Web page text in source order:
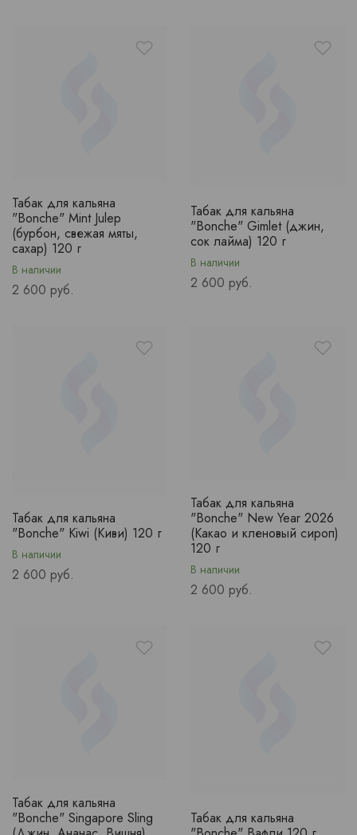
Табак для кальяна
"Bonche" Mint Julep
(бурбон, свежая мяты,
сахар) 120 г
В наличии
Price
2 600 руб.
Табак для кальяна
"Bonche" Gimlet (джин,
сок лайма) 120 г
В наличии
Price
2 600 руб.
Табак для кальяна
"Bonche" Kiwi (Киви) 120 г
В наличии
Price
2 600 руб.
Табак для кальяна
"Bonche" New Year 2026
(Какао и кленовый сироп)
120 г
В наличии
Price
2 600 руб.
Табак для кальяна
"Bonche" Singapore Sling
Табак для кальяна